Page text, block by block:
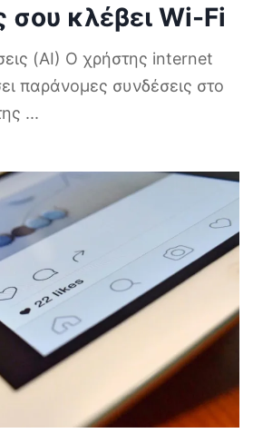
σου κλέβει Wi-Fi
(AI) Ο χρήστης internet
παράνομες συνδέσεις στο
...